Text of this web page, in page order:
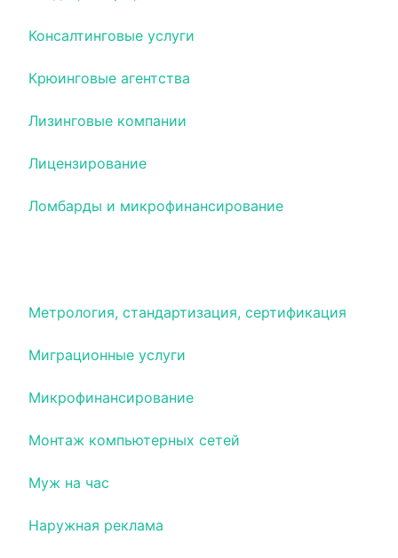
Консалтинговые услуги
Крюинговые агентства
Лизинговые компании
Лицензирование
Ломбарды и микрофинансирование
Метрология, стандартизация, сертификация
Миграционные услуги
Микрофинансирование
Монтаж компьютерных сетей
Муж на час
Наружная реклама